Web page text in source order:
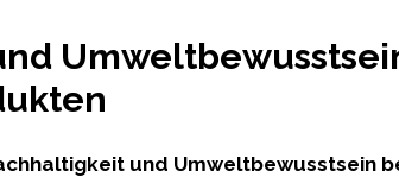
und Umweltbewusstsein